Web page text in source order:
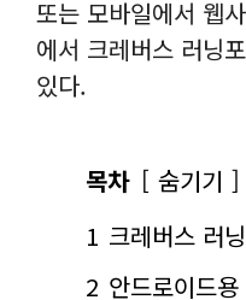
또는 모바일에서 웹
에서 크레버스 러닝
있다.
목차
숨기기
1 크레버스 러
2 안드로이드